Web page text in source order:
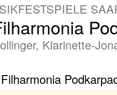
Klarinette-